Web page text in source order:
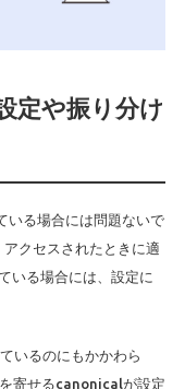
定や振り分け
いる場合には問題ないで
クセスされたときに適
いる場合には、設定に
いるのにもかかわら
寄せるcanonicalが設定